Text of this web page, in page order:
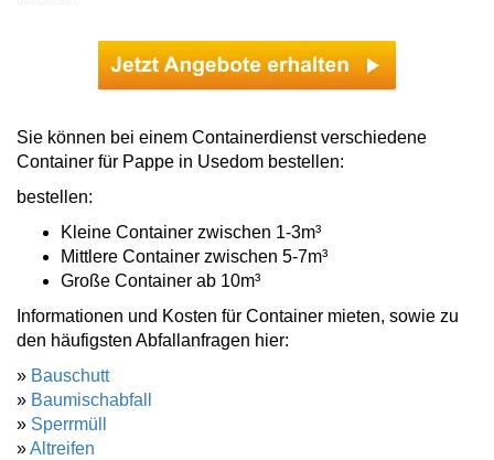
Sie können bei einem Containerdienst verschiedene
Container für Pappe in Usedom bestellen:
bestellen:
Kleine Container zwischen 1-3m³
Mittlere Container zwischen 5-7m³
Große Container ab 10m³
Informationen und Kosten für Container mieten, sowie zu
den häufigsten Abfallanfragen hier:
» Bauschutt
» Baumischabfall
» Sperrmüll
»Altreifen